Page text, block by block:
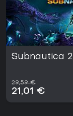
Subnautica 2
29,59 €
21,01 €